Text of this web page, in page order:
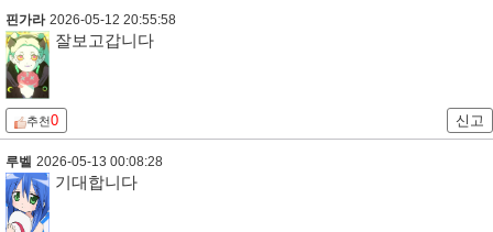
핀가라 2026-05-12 20:55:58
잘보고갑니다
추천0 신고
루벨 2026-05-13 00:08:28
기대합니다